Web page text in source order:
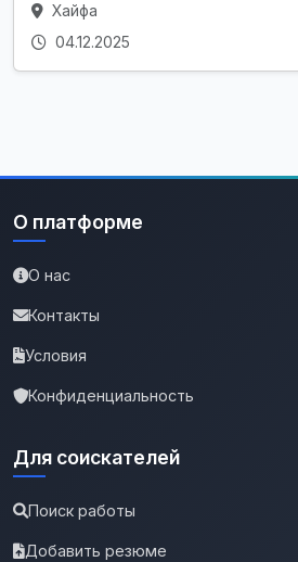
Хайфа
04.12.2025
О платформе
О нас
Контакты
Условия
Конфиденциальность
Для соискателей
Поиск работы
Добавить резюме